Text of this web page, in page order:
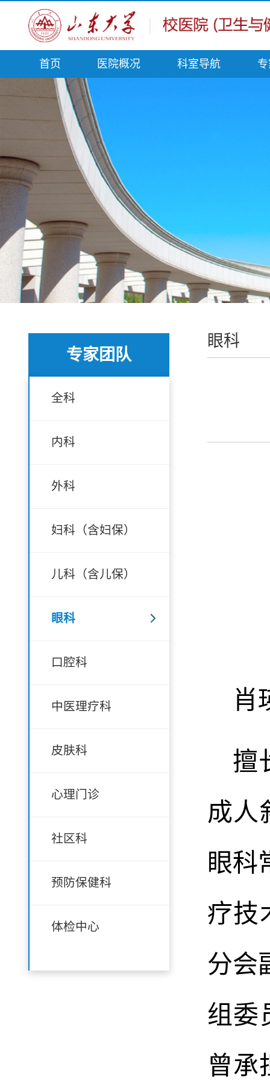
首页 医院概况 科室导航
专家团队
全科
内科
外科
妇科（含妇保）
儿科（含儿保）
眼科
口腔科
中医理疗科
皮肤科
心理门诊
社区科
预防保健科
体检中心
眼科
肖
擅
成人
眼科
疗技
分会
组委
曾承